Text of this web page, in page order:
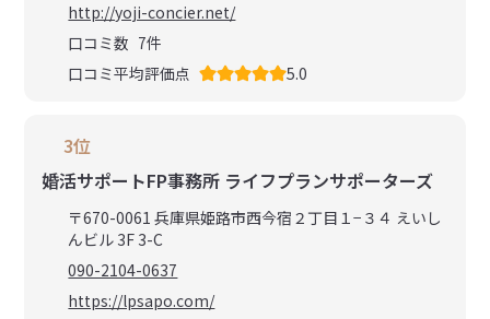
http://yoji-concier.net/
口コミ数 7件
口コミ平均評価点
5.0
3位
婚活サポートFP事務所 ライフプランサポーターズ
〒670-0061 兵庫県姫路市西今宿２丁目１−３４ えいし
んビル 3F 3-C
090-2104-0637
https://lpsapo.com/